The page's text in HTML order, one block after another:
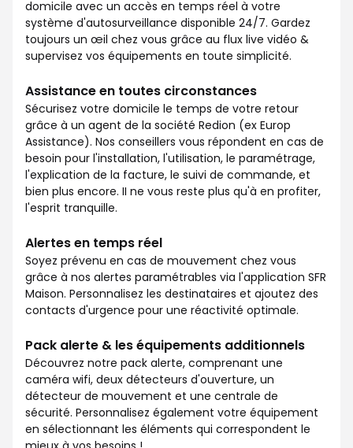
domicile avec un accès en temps réel à votre
système d'autosurveillance disponible 24/7. Gardez
toujours un œil chez vous grâce au flux live vidéo &
supervisez vos équipements en toute simplicité.
Assistance en toutes circonstances
Sécurisez votre domicile le temps de votre retour
grâce à un agent de la société Redion (ex Europ
Assistance). Nos conseillers vous répondent en cas de
besoin pour l'installation, l'utilisation, le paramétrage,
l'explication de la facture, le suivi de commande, et
bien plus encore. II ne vous reste plus qu'à en profiter,
l'esprit tranquille.
Alertes en temps réel
Soyez prévenu en cas de mouvement chez vous
grâce à nos alertes paramétrables via l'application SFR
Maison. Personnalisez les destinataires et ajoutez des
contacts d'urgence pour une réactivité optimale.
Pack alerte & les équipements additionnels
Découvrez notre pack alerte, comprenant une
caméra wifi, deux détecteurs d'ouverture, un
détecteur de mouvement et une centrale de
sécurité. Personnalisez également votre équipement
en sélectionnant les éléments qui correspondent le